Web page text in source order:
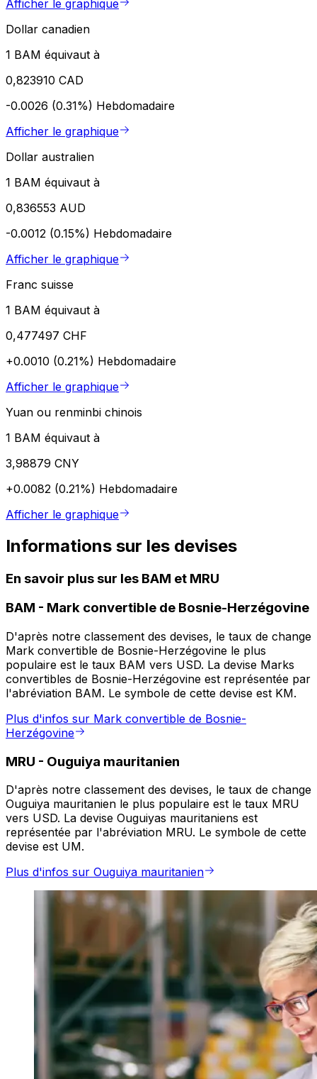
Afficher le graphique
Dollar canadien
1 BAM équivaut à
0,823910 CAD
-0.0026 (0.31%) Hebdomadaire
Afficher le graphique
Dollar australien
1 BAM équivaut à
0,836553 AUD
-0.0012 (0.15%) Hebdomadaire
Afficher le graphique
Franc suisse
1 BAM équivaut à
0,477497 CHF
+0.0010 (0.21%) Hebdomadaire
Afficher le graphique
Yuan ou renminbi chinois
1 BAM équivaut à
3,98879 CNY
+0.0082 (0.21%) Hebdomadaire
Afficher le graphique
Informations sur les devises
En savoir plus sur les BAM et MRU
BAM - Mark convertible de Bosnie-Herzégovine
D'après notre classement des devises, le taux de change
Mark convertible de Bosnie-Herzégovine le plus
populaire est le taux BAM vers USD. La devise Marks
convertibles de Bosnie-Herzégovine est représentée par
l'abréviation BAM. Le symbole de cette devise est KM.
Plus d'infos sur Mark convertible de Bosnie-
Herzégovine
MRU - Ouguiya mauritanien
D'après notre classement des devises, le taux de change
Ouguiya mauritanien le plus populaire est le taux MRU
vers USD. La devise Ouguiyas mauritaniens est
représentée par l'abréviation MRU. Le symbole de cette
devise est UM.
Plus d'infos sur Ouguiya mauritanien